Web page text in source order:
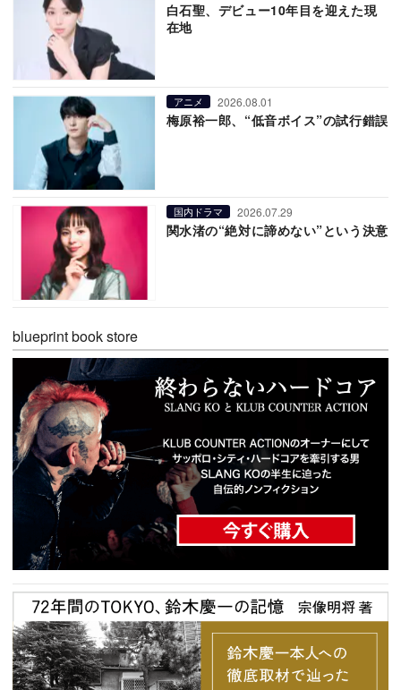
白石聖、デビュー10年目を迎えた現
在地
アニメ 2026.08.01
梅原裕一郎、“低音ボイス”の試行錯誤
国内ドラマ 2026.07.29
関水渚の“絶対に諦めない”という決意
blueprint book store